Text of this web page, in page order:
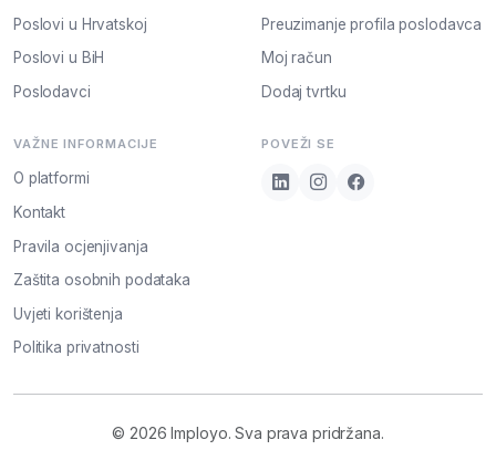
Poslovi u Hrvatskoj
Poslovi u BiH
Poslodavci
Preuzimanje profila poslodavca
Moj račun
Dodaj tvrtku
VAŽNE INFORMACIJE
O platformi
Kontakt
Pravila ocjenjivanja
Zaštita osobnih podataka
Uvjeti korištenja
Politika privatnosti
POVEŽI SE
© 2026 Imployo. Sva prava pridržana.